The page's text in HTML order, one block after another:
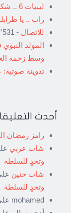
ليبيات 6 .. شكراً للأزلام
راب .. يا
للاتصال - 24٬531 views
المولد
وسط زحمة
تدوينة
أحدث
رامز رمضان
شات عربي
وتحدٍ للسلطة
شات حنين
وتحدٍ للسلطة
mohamed